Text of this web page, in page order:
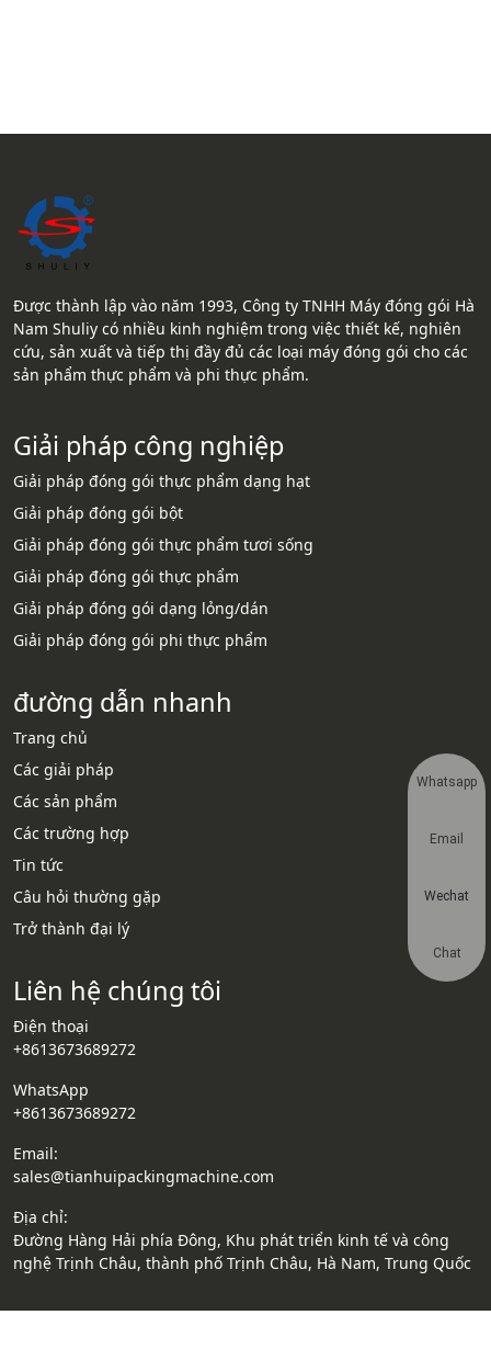
Được thành lập vào năm 1993, Công ty TNHH Máy đóng gói Hà
Nam Shuliy có nhiều kinh nghiệm trong việc thiết kế, nghiên
cứu, sản xuất và tiếp thị đầy đủ các loại máy đóng gói cho các
sản phẩm thực phẩm và phi thực phẩm.
Giải pháp công nghiệp
Giải pháp đóng gói thực phẩm dạng hạt
Giải pháp đóng gói bột
Giải pháp đóng gói thực phẩm tươi sống
Giải pháp đóng gói thực phẩm
Giải pháp đóng gói dạng lỏng/dán
Giải pháp đóng gói phi thực phẩm
đường dẫn nhanh
Trang chủ
Các giải pháp
Các sản phẩm
Các trường hợp
Tin tức
Câu hỏi thường gặp
Trở thành đại lý
Liên hệ chúng tôi
Điện thoại
+8613673689272
WhatsApp
+8613673689272
Email:
sales@tianhuipackingmachine.com
Địa chỉ:
Đường Hàng Hải phía Đông, Khu phát triển kinh tế và công
nghệ Trịnh Châu, thành phố Trịnh Châu, Hà Nam, Trung Quốc
Whatsapp
Email
Wechat
Chat